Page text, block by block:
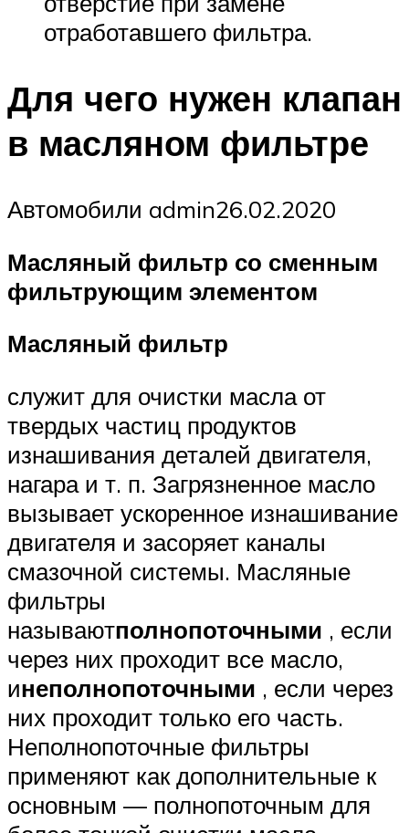
отработавшего фильтра.
Для чего нужен клапан
в масляном фильтре
Автомобили admin26.02.2020
Масляный фильтр со сменным
фильтрующим элементом
Масляный фильтр
служит для очистки масла от
твердых частиц продуктов
изнашивания деталей двигателя,
нагара и т. п. Загрязненное масло
вызывает ускоренное изнашивание
двигателя и засоряет каналы
смазочной системы. Масляные
фильтры
называютполнопоточными , если
через них проходит все масло,
инеполнопоточными , если через
них проходит только его часть.
Неполнопоточные фильтры
применяют как дополнительные к
основным — полнопоточным для